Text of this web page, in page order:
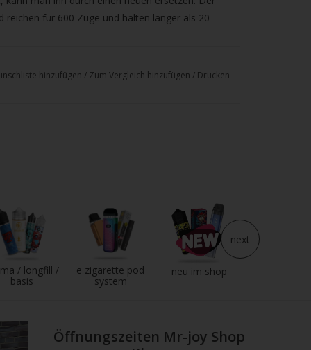
reichen für 600 Züge und halten länger als 20
CLP-Verordnung
1272/2008
hinzufügen / Zum Vergleich hinzufügen / Drucken
/ longfill /
basis
e zigarette pod
system
neu im shop
next
Öffnungszeiten Mr-joy Shop